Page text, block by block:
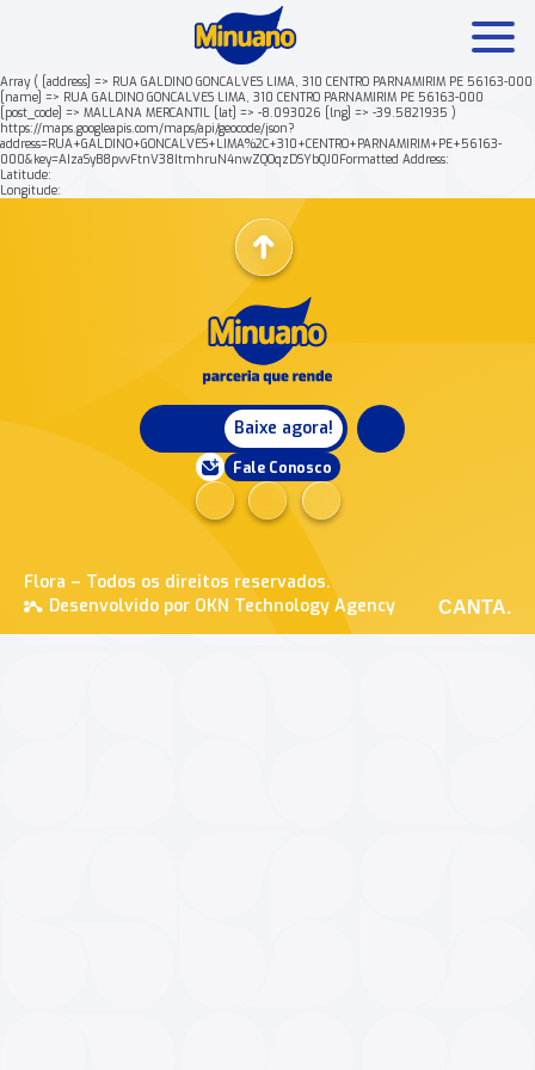
Array ( [address] => RUA GALDINO GONCALVES LIMA, 310 CENTRO PARNAMIRIM PE 56163-000
[name] => RUA GALDINO GONCALVES LIMA, 310 CENTRO PARNAMIRIM PE 56163-000
[post_code] => MALLANA MERCANTIL [lat] => -8.093026 [lng] => -39.5821935 )
https://maps.googleapis.com/maps/api/geocode/json?
address=RUA+GALDINO+GONCALVES+LIMA%2C+310+CENTRO+PARNAMIRIM+PE+56163-
000&key=AIzaSyB8pvvFtnV38ItmhruN4nwZQOqzDSYbQJ0Formatted Address:
Latitude:
Longitude:
Baixe agora!
Fale Conosco
Flora – Todos os direitos reservados.
Desenvolvido por OKN Technology Agency
CANTA.
Mais buscados: Produtos Minuano Rende +
Nossa história